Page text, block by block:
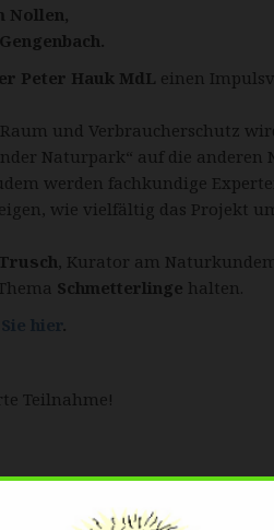
Nollen,
Peter Hauk MdL einen
und Verbraucherschutz
Naturpark“ auf die anderen
werden fachkundige
wie vielfältig das Projekt
, Kurator am
Schmetterlinge halten.
hier .
Teilnahme!